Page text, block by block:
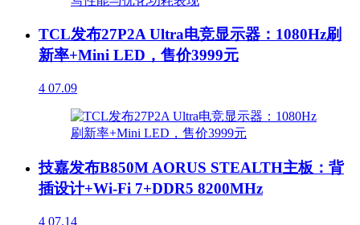
TCL发布27P2A Ultra电竞显示器：1080Hz刷
新率+Mini LED，售价3999元
4 07.09
技嘉发布B850M AORUS STEALTH主板：背
插设计+Wi-Fi 7+DDR5 8200MHz
4 07.14